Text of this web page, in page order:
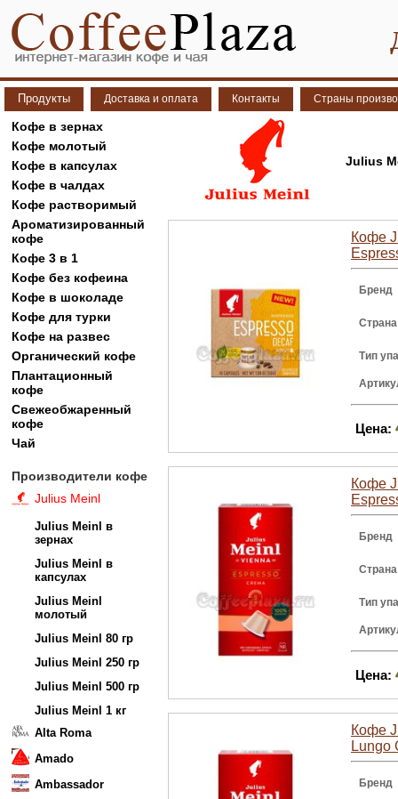
Продукты Доставка и оплата Контакты Страны
Кофе в зернах
Кофе молотый
Кофе в капсулах
Кофе в чалдах
Кофе растворимый
Ароматизированный
кофе
Кофе 3 в 1
Кофе без кофеина
Кофе в шоколаде
Кофе для турки
Кофе на развес
Органический кофе
Плантационный
кофе
Свежеобжаренный
кофе
Чай
Производители кофе
Julius Meinl
Julius Meinl в
зернах
Julius Meinl в
капсулах
Julius Meinl
молотый
Julius Meinl 80 гр
Julius Meinl 250 гр
Julius Meinl 500 гр
Julius Meinl 1 кг
Alta Roma
Amado
Ambassador
Julius
Кофе
Бренд
Тип
Цена:
Кофе
Бренд
Тип
Цена:
Кофе
Lungo
Бренд